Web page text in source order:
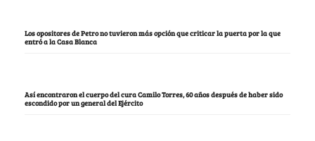
Los opositores de Petro no tuvieron más opción que criticar la puerta por la que
entró a la Casa Blanca
Así encontraron el cuerpo del cura Camilo Torres, 60 años después de haber sido
escondido por un general del Ejército